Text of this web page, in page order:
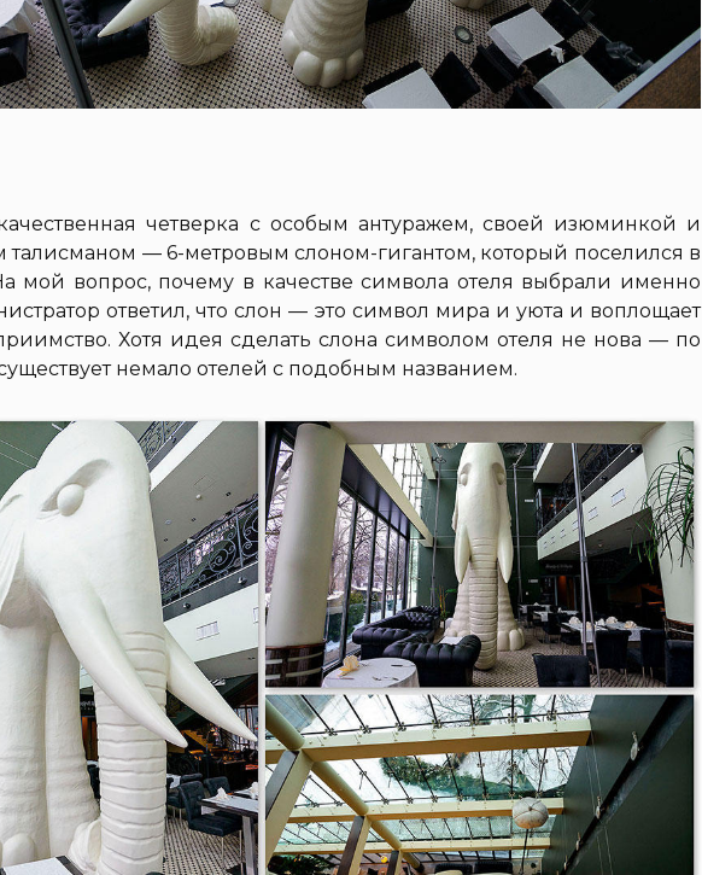
четверка с особым антуражем, своей изюминкой и
талисманом — 6-метровым слоном-гигантом, который поселился в
мой вопрос, почему в качестве символа отеля выбрали именно
ответил, что слон — это символ мира и уюта и воплощает
Хотя идея сделать слона символом отеля не нова — по
немало отелей с подобным названием.